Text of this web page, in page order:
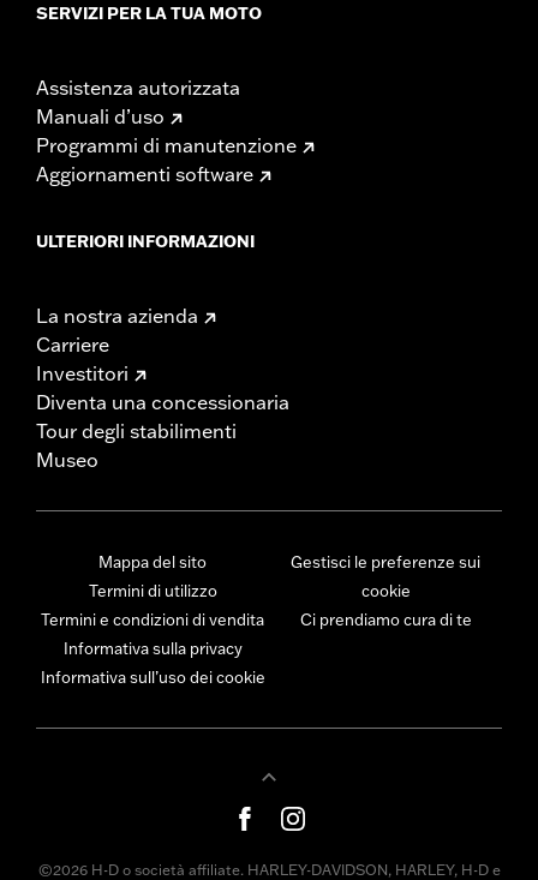
SERVIZI PER LA TUA MOTO
Assistenza autorizzata
Manuali d’uso
Programmi di manutenzione
Aggiornamenti software
ULTERIORI INFORMAZIONI
La nostra azienda
Carriere
Investitori
Diventa una concessionaria
Tour degli stabilimenti
Museo
Mappa del sito
Termini di utilizzo
Termini e condizioni di vendita
Informativa sulla privacy
Informativa sull’uso dei cookie
Gestisci le preferenze sui
cookie
Ci prendiamo cura di te
©2026 H-D o società affiliate. HARLEY-DAVIDSON, HARLEY, H-D e